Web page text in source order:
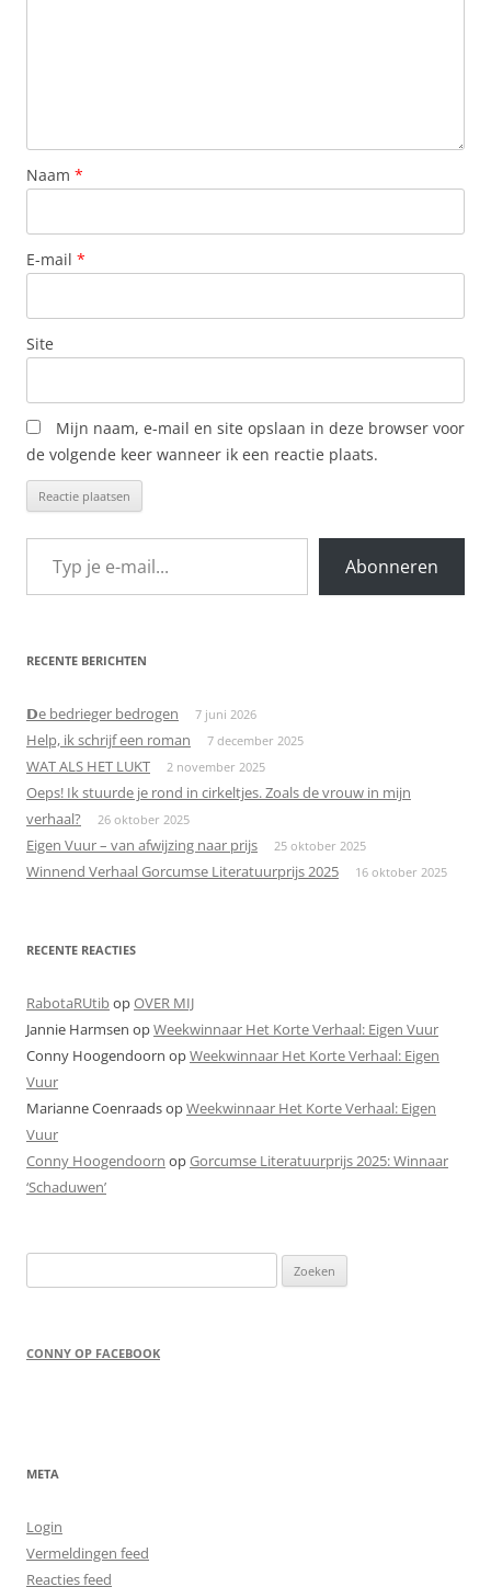
Naam *
E-mail *
Site
Mijn naam, e-mail en site opslaan in deze browser voor
de volgende keer wanneer ik een reactie plaats.
Typ je e-mail...
Abonneren
RECENTE BERICHTEN
𝗗e bedrieger bedrogen 7 juni 2026
Help, ik schrijf een roman 7 december 2025
WAT ALS HET LUKT 2 november 2025
Oeps! Ik stuurde je rond in cirkeltjes. Zoals de vrouw in mijn
verhaal?
26 oktober 2025
Eigen Vuur – van afwijzing naar prijs 25 oktober 2025
Winnend Verhaal Gorcumse Literatuurprijs 2025 16 oktober 2025
RECENTE REACTIES
RabotaRUtibopOVER MIJ
Jannie Harmsen opWeekwinnaar Het Korte Verhaal: Eigen Vuur
Conny Hoogendoorn opWeekwinnaar Het Korte Verhaal: Eigen
Vuur
Marianne CoenraadsopWeekwinnaar Het Korte Verhaal: Eigen
Vuur
Conny Hoogendoorn opGorcumse Literatuurprijs 2025: Winnaar
‘Schaduwen’
naar:
CONNY OP FACEBOOK
META
Login
Vermeldingen feed
Reacties feed